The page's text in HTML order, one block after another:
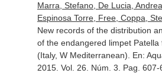
Marra, Stefano, De Lucia,
Espinosa Torre, Free, Coppa,
New records of the distribution
of the endangered limpet
(Italy, W Mediterranean). En:
2015. Vol. 26. Núm. 3. Pag.